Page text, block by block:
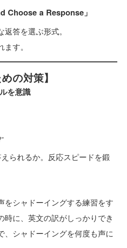
Choose a Response」
答を選ぶ形式。
す。
の対策】
を意識
られるか。反応スピードを鍛
をシャドーイングする練習をす
時に、英文の訳がしっかりでき
、シャドーイングを何度も声に